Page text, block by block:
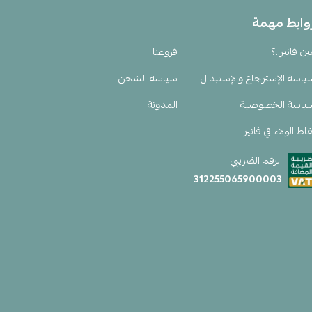
مهمة
فانير..؟
فروعنا
الإسترجاع والإستبدال
سياسة الشحن
الخصوصية
المدونة
الولاء في فانير
الرقم الضريبي
312255065900003